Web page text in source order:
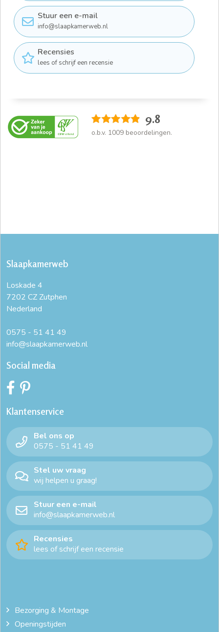
Stuur een e-mail
info@slaapkamerweb.nl
Recensies
lees of schrijf een recensie
9.8
o.b.v. 1009 beoordelingen.
Slaapkamerweb
Loskade 4
7202 CZ Zutphen
Nederland
0575 - 51 41 49
info@slaapkamerweb.nl
Social media
Klantenservice
Bel ons op
0575 - 51 41 49
Stel uw vraag
wij helpen u graag!
Stuur een e-mail
info@slaapkamerweb.nl
Recensies
lees of schrijf een recensie
Bezorging & Montage
Openingstijden